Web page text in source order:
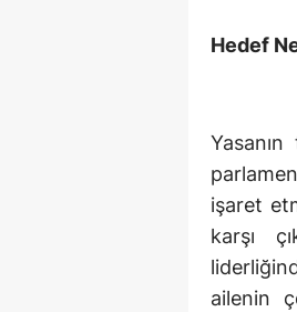
Hedef
işaret
karşı
ailenin